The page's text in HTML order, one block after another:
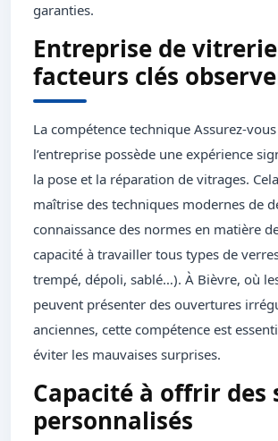
garanties.
Entreprise de
facteurs clés
La compétence technique Assurez-
l’entreprise possède une expérience
la pose et la réparation de vitrages.
maîtrise des techniques modernes de
connaissance des normes en matière
capacité à travailler tous types de
trempé, dépoli, sablé…). À Bièvre, où
peuvent présenter des ouvertures
anciennes, cette compétence est
éviter les mauvaises surprises.
Capacité à offrir des
personnalisés